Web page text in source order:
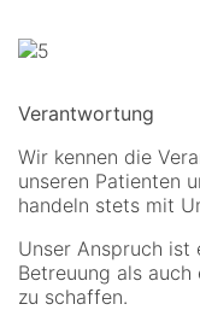
Verantwortung
Wir kennen die
unseren Patienten
handeln stets mit
Unser Anspruch ist
Betreuung als
zu schaffen.